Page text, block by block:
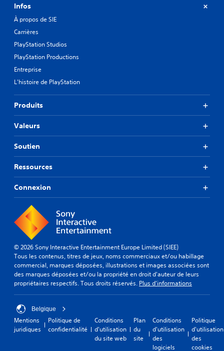
Infos
À propos de SIE
Carrières
PlayStation Studios
PlayStation Productions
Entreprise
L'histoire de PlayStation
Produits
Valeurs
Soutien
Ressources
Connexion
© 2026 Sony Interactive Entertainment Europe Limited (SIEE)
Tous les contenus, titres de jeux, noms commerciaux et/ou habillage
commercial, marques déposées, illustrations et images associées sont
des marques déposées et/ou la propriété en droit d'auteur de leurs
propriétaires respectifs. Tous droits réservés. Plus d'informations
Belgique
Mentions
juridiques
Politique de
confidentialité
Conditions
d'utilisation
du site web
Plan
du
site
Conditions
d'utilisation
des
logiciels
Politique
d'utilisation
des
cookies